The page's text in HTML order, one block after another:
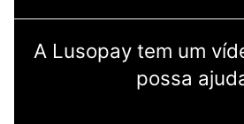
A Lusopay tem um
possa